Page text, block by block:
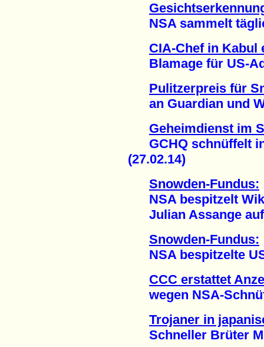
NSA sammelt
CIA-Chef in Kabul
Blamage für US-
Pulitzerpreis für
an Guardian und
Geheimdienst im
GCHQ schnüffelt
(27.02.14)
Snowden-Fundus:
NSA bespitzelt
Julian Assange auf
Snowden-Fundus:
NSA bespitzelte
CCC erstattet
wegen NSA-
Trojaner in
Schneller Brüter